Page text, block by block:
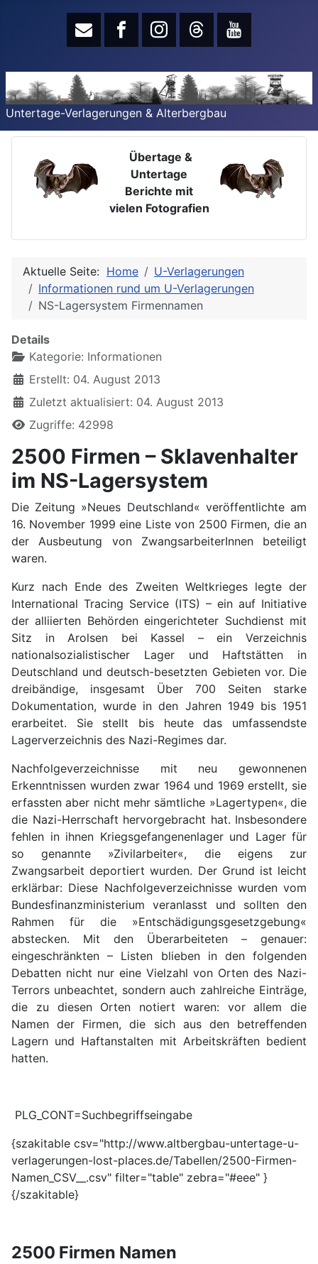
Untertage-Verlagerungen & Alterbergbau
Übertage &
Untertage
Berichte mit
vielen Fotografien
Aktuelle Seite: Home
U-Verlagerungen
Informationen rund um U-Verlagerungen
NS-Lagersystem Firmennamen
Details
Kategorie: Informationen
Erstellt: 04. August 2013
Zuletzt aktualisiert: 04. August 2013
Zugriffe: 42998
2500 Firmen – Sklavenhalter
im NS-Lagersystem
Die Zeitung »Neues Deutschland« veröffentlichte am
16. November 1999 eine Liste von 2500 Firmen, die an
der Ausbeutung von ZwangsarbeiterInnen beteiligt
waren.
Kurz nach Ende des Zweiten Weltkrieges legte der
International Tracing Service (ITS) – ein auf Initiative
der alliierten Behörden eingerichteter Suchdienst mit
Sitz in Arolsen bei Kassel – ein Verzeichnis
nationalsozialistischer Lager und Haftstätten in
Deutschland und deutsch-besetzten Gebieten vor. Die
dreibändige, insgesamt Über 700 Seiten starke
Dokumentation, wurde in den Jahren 1949 bis 1951
erarbeitet. Sie stellt bis heute das umfassendste
Lagerverzeichnis des Nazi-Regimes dar.
Nachfolgeverzeichnisse mit neu gewonnenen
Erkenntnissen wurden zwar 1964 und 1969 erstellt, sie
erfassten aber nicht mehr sämtliche »Lagertypen«, die
die Nazi-Herrschaft hervorgebracht hat. Insbesondere
fehlen in ihnen Kriegsgefangenenlager und Lager für
so genannte »Zivilarbeiter«, die eigens zur
Zwangsarbeit deportiert wurden. Der Grund ist leicht
erklärbar: Diese Nachfolgeverzeichnisse wurden vom
Bundesfinanzministerium veranlasst und sollten den
Rahmen für die »Entschädigungsgesetzgebung«
abstecken. Mit den Überarbeiteten – genauer:
eingeschränkten – Listen blieben in den folgenden
Debatten nicht nur eine Vielzahl von Orten des Nazi-
Terrors unbeachtet, sondern auch zahlreiche Einträge,
die zu diesen Orten notiert waren: vor allem die
Namen der Firmen, die sich aus den betreffenden
Lagern und Haftanstalten mit Arbeitskräften bedient
hatten.
PLG_CONT=Suchbegriffseingabe
{szakitable csv="http://www.altbergbau-untertage-u-
verlagerungen-lost-places.de/Tabellen/2500-Firmen-
Namen_CSV__.csv" filter="table" zebra="#eee" }
{/szakitable}
2500 Firmen Namen